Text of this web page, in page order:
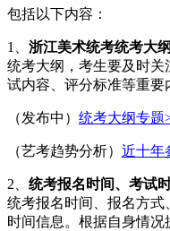
包括以下内容：
1、 浙江美术统考统考大
统考大纲，考生要及时
试内容、评分标准等重要
（发布中） 统考大纲专题
（艺考趋势分析） 近十年
2、 统考报名时间、考试
统考报名时间、报名方
时间信息。根据自身情况